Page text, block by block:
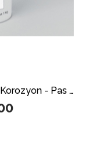
Dyo Darbe Koruyucu - Korozyon - Pas Önleme Şasi Altı Pütür 1 Kg